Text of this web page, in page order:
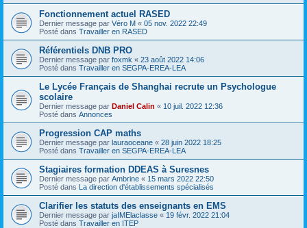
Fonctionnement actuel RASED
Dernier message par Véro M « 05 nov. 2022 22:49
Posté dans Travailler en RASED
Référentiels DNB PRO
Dernier message par foxmk « 23 août 2022 14:06
Posté dans Travailler en SEGPA-EREA-LEA
Le Lycée Français de Shanghai recrute un Psychologue
scolaire
Dernier message par Daniel Calin « 10 juil. 2022 12:36
Posté dans Annonces
Progression CAP maths
Dernier message par lauraoceane « 28 juin 2022 18:25
Posté dans Travailler en SEGPA-EREA-LEA
Stagiaires formation DDEAS à Suresnes
Dernier message par Ambrine « 15 mars 2022 22:50
Posté dans La direction d'établissements spécialisés
Clarifier les statuts des enseignants en EMS
Dernier message par jaIMElaclasse « 19 févr. 2022 21:04
Posté dans Travailler en ITEP